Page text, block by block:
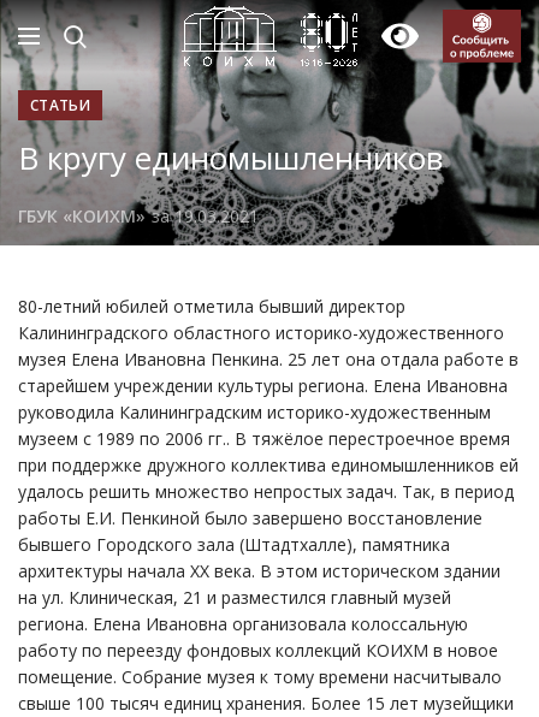
СТАТЬИ
В кругу единомышленников
ГБУК «КОИХМ» за 19.03.2021
80-летний юбилей отметила бывший директор
Калининградского областного историко-художественного
музея Елена Ивановна Пенкина. 25 лет она отдала работе в
старейшем учреждении культуры региона. Елена Ивановна
руководила Калининградским историко-художественным
музеем с 1989 по 2006 гг.. В тяжёлое перестроечное время
при поддержке дружного коллектива единомышленников ей
удалось решить множество непростых задач. Так, в период
работы Е.И. Пенкиной было завершено восстановление
бывшего Городского зала (Штадтхалле), памятника
архитектуры начала XX века. В этом историческом здании
на ул. Клиническая, 21 и разместился главный музей
региона. Елена Ивановна организовала колоссальную
работу по переезду фондовых коллекций КОИХМ в новое
помещение. Собрание музея к тому времени насчитывало
свыше 100 тысяч единиц хранения. Более 15 лет музейщики